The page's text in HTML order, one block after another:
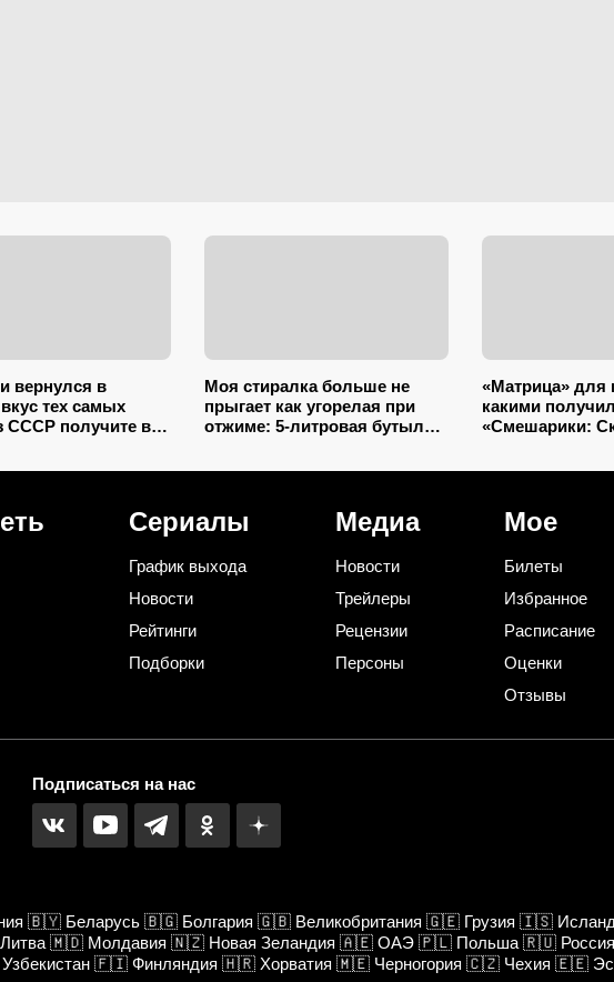
вернулся в
тех самых
СССР получите в
Моя стиралка больше не
прыгает как угорелая при
отжиме: 5-литровая бутылка
«Матрица» для
какими
«Смешарики:
Сериалы
График выхода
Новости
Рейтинги
Подборки
Медиа
Новости
Трейлеры
Рецензии
Персоны
Мое
Билеты
Избранное
Расписание
Оценки
Отзывы
Подписаться на нас
🇧🇾 Беларусь 🇧🇬 Болгария 🇬🇧 Великобритания 🇬🇪 Грузия 🇮🇸
Литва 🇲🇩 Молдавия 🇳🇿 Новая Зеландия 🇦🇪 ОАЭ 🇵🇱 Польша 🇷🇺 Россия
Узбекистан 🇫🇮 Финляндия 🇭🇷 Хорватия 🇲🇪 Черногория 🇨🇿 Чехия 🇪🇪